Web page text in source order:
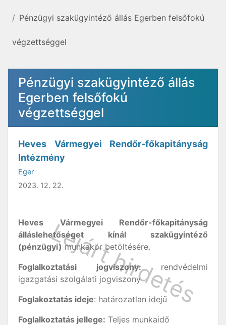
Pénzügyi szakügyintéző állás Egerben felsőfokú
végzettséggel
Pénzügyi szakügyintéző állás
Egerben felsőfokú
végzettséggel
Heves Vármegyei Rendőr-főkapitányság
Intézmény
Eger
2023. 12. 22.
Heves Vármegyei Rendőr-főkapitányság
álláslehetőséget kínál szakügyintéző
(pénzügyi) munkakör betöltésére.
Foglalkoztatási jogviszony: rendvédelmi
igazgatási szolgálati jogviszony
Foglakoztatás ideje: határozatlan idejű
Foglalkoztatás jellege: Teljes munkaidő